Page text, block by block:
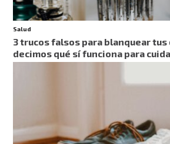
Salud
3 trucos falsos para blanquear
decimos qué sí funciona para